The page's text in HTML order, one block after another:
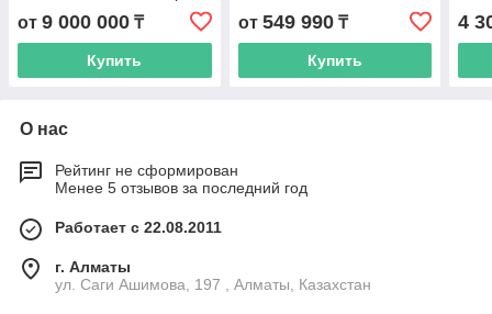
от 9 000 000 ₸
Купить
от 549 990₸
Купить
4
О нас
Рейтинг не сформирован
Менее 5 отзывов за последний год
Работает с 22.08.2011
г. Алматы
ул. Саги Ашимова, 197 , Алматы, Казахстан